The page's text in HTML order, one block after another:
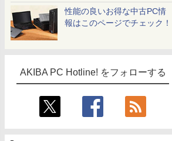
性能の良いお得な中古PC情
報はこのページでチェック！
AKIBA PC Hotline! をフォローする